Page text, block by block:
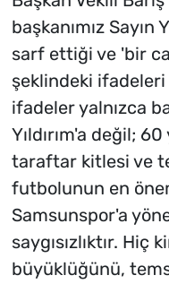
başkanımız Sayın
sarf ettiği ve 'bir
şeklindeki ifadeleri
ifadeler yalnızca
Yıldırım'a değil;
taraftar kitlesi ve
futbolunun en
Samsunspor'a
saygısızlıktır.
büyüklüğünü,